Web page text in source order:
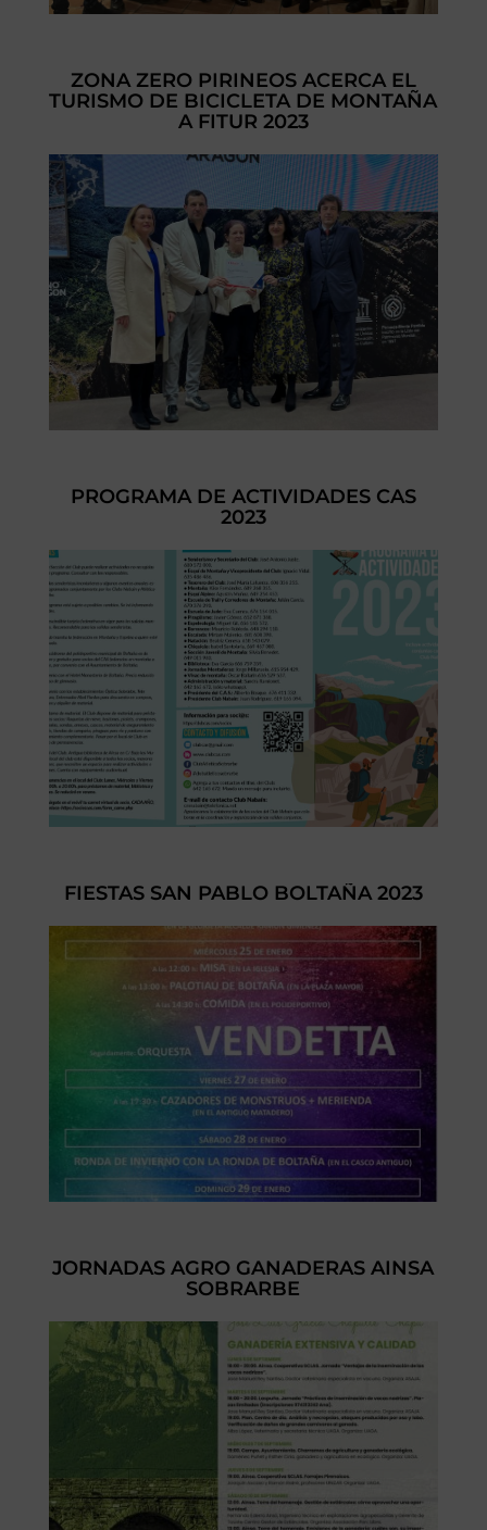
ZONA ZERO PIRINEOS ACERCA EL
TURISMO DE BICICLETA DE MONTAÑA
A FITUR 2023
PROGRAMA DE ACTIVIDADES CAS
2023
FIESTAS SAN PABLO BOLTAÑA 2023
JORNADAS AGRO GANADERAS AINSA
SOBRARBE